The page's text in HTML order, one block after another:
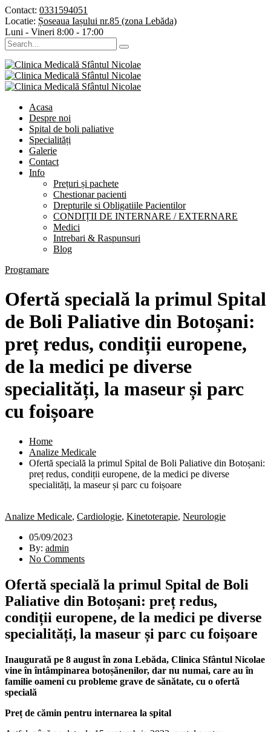
Contact: 0331594051
Locatie: Șoseaua Iașului nr.85 (zona Lebăda)
Luni - Vineri 8:00 - 17:00
Acasa
Despre noi
Spital de boli paliative
Specialități
Galerie
Contact
Info
Prețuri și pachete
Chestionar pacienti
Drepturile si Obligatiile Pacientilor
CONDIȚII DE INTERNARE / EXTERNARE
Medici
Intrebari & Raspunsuri
Blog
Programare
Ofertă specială la primul Spital
de Boli Paliative din Botoșani:
preț redus, condiții europene,
de la medici pe diverse
specialități, la maseur și parc
cu foișoare
Home
Analize Medicale
Ofertă specială la primul Spital de Boli Paliative din Botoșani:
preț redus, condiții europene, de la medici pe diverse
specialități, la maseur și parc cu foișoare
Analize Medicale, Cardiologie, Kinetoterapie, Neurologie
05/09/2023
By: admin
No Comments
Ofertă specială la primul Spital de Boli
Paliative din Botoșani: preț redus,
condiții europene, de la medici pe diverse
specialități, la maseur și parc cu foișoare
Inaugurată pe 8 august în zona Lebăda, Clinica Sfântul Nicolae
vine în întâmpinarea botoșănenilor, dar nu numai, care au în
familie oameni cu probleme grave de sănătate, cu o ofertă
specială
Preț de cămin pentru internarea la spital